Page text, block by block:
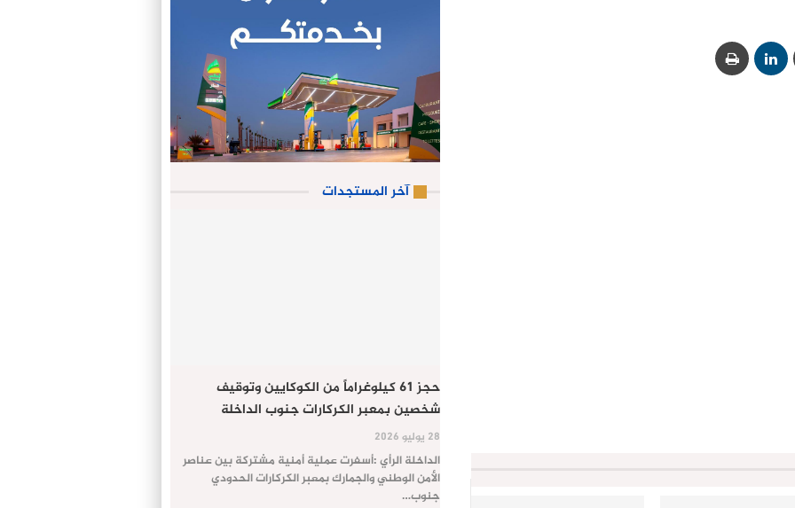
آخر المستجدات
حجز 61 كيلوغراماً من الكوكايين وتوقيف
شخصين بمعبر الكركارات جنوب الداخلة
28 يوليو 2026
الداخلة الرأي :أسفرت عملية أمنية مشتركة بين عناصر
الأمن الوطني والجمارك بمعبر الكركارات الحدودي
جنوب…